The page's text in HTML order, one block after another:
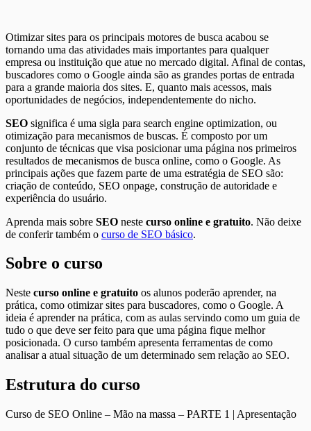
Otimizar sites para os principais motores de busca acabou se
tornando uma das atividades mais importantes para qualquer
empresa ou instituição que atue no mercado digital. Afinal de contas,
buscadores como o Google ainda são as grandes portas de entrada
para a grande maioria dos sites. E, quanto mais acessos, mais
oportunidades de negócios, independentemente do nicho.
SEO significa é uma sigla para search engine optimization, ou
otimização para mecanismos de buscas. É composto por um
conjunto de técnicas que visa posicionar uma página nos primeiros
resultados de mecanismos de busca online, como o Google. As
principais ações que fazem parte de uma estratégia de SEO são:
criação de conteúdo, SEO onpage, construção de autoridade e
experiência do usuário.
Aprenda mais sobre SEO neste curso online e gratuito. Não deixe
de conferir também o curso de SEO básico.
Sobre o curso
Neste curso online e gratuito os alunos poderão aprender, na
prática, como otimizar sites para buscadores, como o Google. A
ideia é aprender na prática, com as aulas servindo como um guia de
tudo o que deve ser feito para que uma página fique melhor
posicionada. O curso também apresenta ferramentas de como
analisar a atual situação de um determinado sem relação ao SEO.
Estrutura do curso
Curso de SEO Online – Mão na massa – PARTE 1 | Apresentação